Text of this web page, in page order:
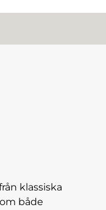
klassiska
både